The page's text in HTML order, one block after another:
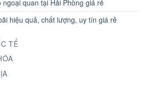
ngoại quan tại Hải Phòng giá rẻ
hiệu quả, chất lượng, uy tín giá rẻ
TẾ